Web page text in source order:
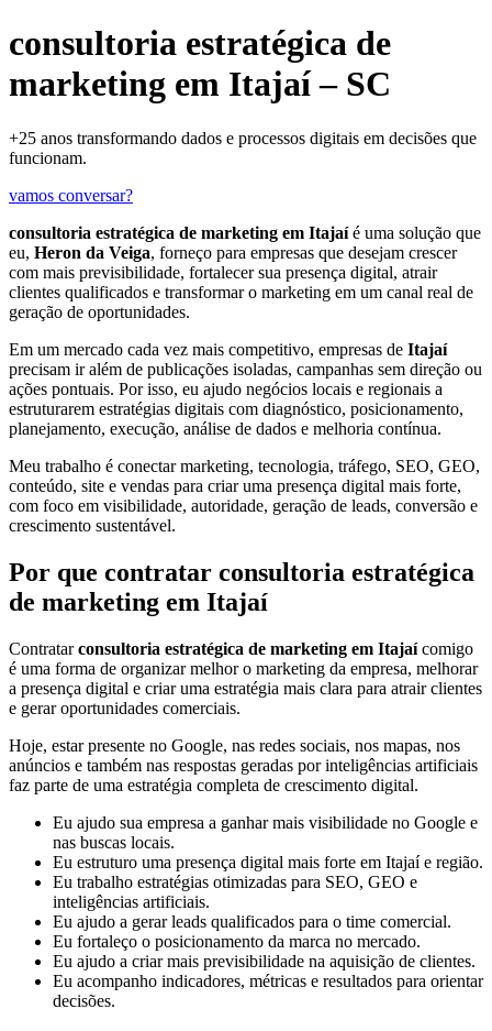
consultoria estratégica de
marketing em Itajaí – SC
+25 anos transformando dados e processos digitais em decisões que
funcionam.
vamos conversar?
consultoria estratégica de marketing em Itajaíé uma solução que
eu, Heron da Veiga, forneço para empresas que desejam crescer
com mais previsibilidade, fortalecer sua presença digital, atrair
clientes qualificados e transformar o marketing em um canal real de
geração de oportunidades.
Em um mercado cada vez mais competitivo, empresas de Itajaí
precisam ir além de publicações isoladas, campanhas sem direção ou
ações pontuais. Por isso, eu ajudo negócios locais e regionais a
estruturarem estratégias digitais com diagnóstico, posicionamento,
planejamento, execução, análise de dados e melhoria contínua.
Meu trabalho é conectar marketing, tecnologia, tráfego, SEO, GEO,
conteúdo, site e vendas para criar uma presença digital mais forte,
com foco em visibilidade, autoridade, geração de leads, conversão e
crescimento sustentável.
Por que contratar consultoria estratégica
de marketing em Itajaí
Contratarconsultoria estratégica de marketing em Itajaícomigo
é uma forma de organizar melhor o marketing da empresa, melhorar
a presença digital e criar uma estratégia mais clara para atrair clientes
e gerar oportunidades comerciais.
Hoje, estar presente no Google, nas redes sociais, nos mapas, nos
anúncios e também nas respostas geradas por inteligências artificiais
faz parte de uma estratégia completa de crescimento digital.
Eu ajudo sua empresa a ganhar mais visibilidade no Google e
nas buscas locais.
Eu estruturo uma presença digital mais forte em Itajaí e região.
Eu trabalho estratégias otimizadas para SEO, GEO e
inteligências artificiais.
Eu ajudo a gerar leads qualificados para o time comercial.
Eu fortaleço o posicionamento da marca no mercado.
Eu ajudo a criar mais previsibilidade na aquisição de clientes.
Eu acompanho indicadores, métricas e resultados para orientar
decisões.